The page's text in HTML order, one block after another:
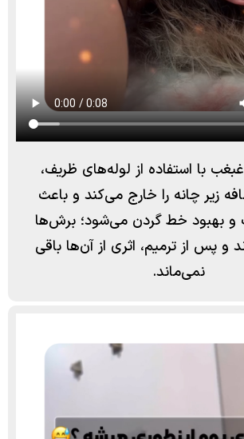
با استفاده از لوله‌های ظریف،
زیر چانه را خارج می‌کند و باعث
و بهبود خط گردن می‌شود؛ برش‌ها
و پس از ترمیم، اثری از آن‌ها باقی
نمی‌ماند.